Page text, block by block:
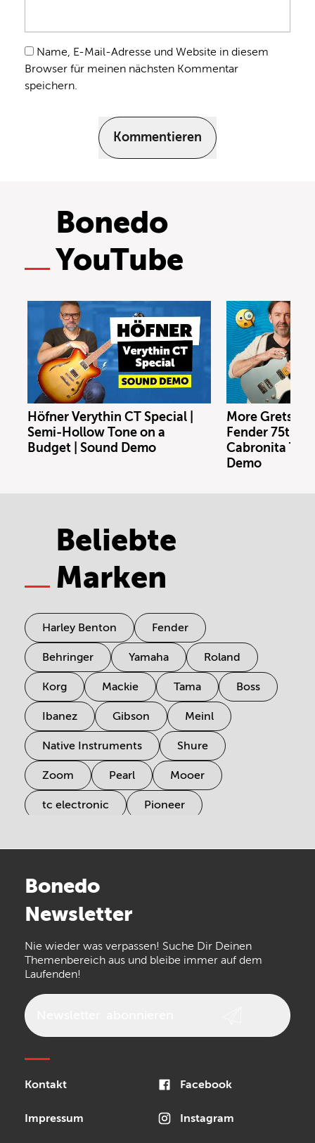
Name, E-Mail-Adresse und Website in diesem
Browser für meinen nächsten Kommentar
speichern.
Kommentieren
Bonedo
YouTube
Höfner Verythin CT Special |
Semi-Hollow Tone on a
Budget | Sound Demo
More Gretsch
Fender 75th
Cabronita
Demo
Beliebte
Marken
Harley Benton Fender
Behringer Yamaha Roland
Korg Mackie Tama Boss
Ibanez Gibson Meinl
Native Instruments Shure
Zoom Pearl Mooer
tc electronic Pioneer
Arturia
the t.bone
Walrus Audio Epiphone
Bonedo
Newsletter
Nie wieder was verpassen! Suche Dir Deinen
Themenbereich aus und bleibe immer auf dem
Laufenden!
Kontakt
Impressum
Facebook
Instagram